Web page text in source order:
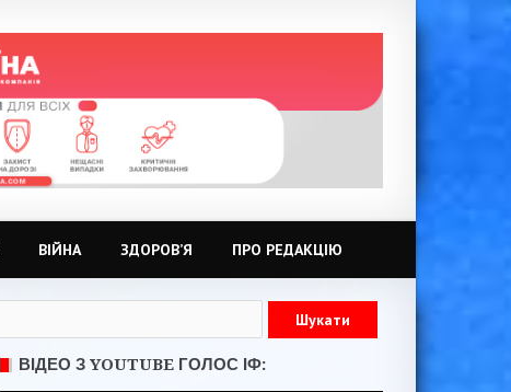
ВІЙНА ЗДОРОВ’Я ПРО РЕДАКЦІЮ
ВІДЕО З YOUTUBE ГОЛОС ІФ: